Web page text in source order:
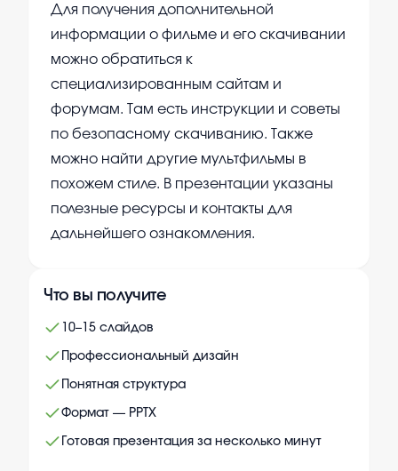
Для получения дополнительной
информации о фильме и его скачивании
можно обратиться к
специализированным сайтам и
форумам. Там есть инструкции и советы
по безопасному скачиванию. Также
можно найти другие мультфильмы в
похожем стиле. В презентации указаны
полезные ресурсы и контакты для
дальнейшего ознакомления.
Что вы получите
10–15 слайдов
Профессиональный дизайн
Понятная структура
Формат — PPTX
Готовая презентация за несколько минут